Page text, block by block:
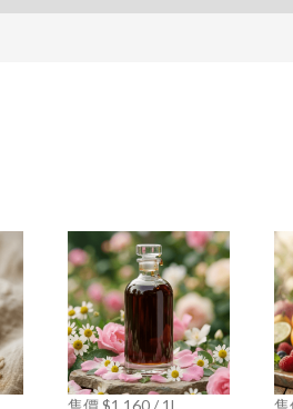
售價 $1,160 / 1L 售